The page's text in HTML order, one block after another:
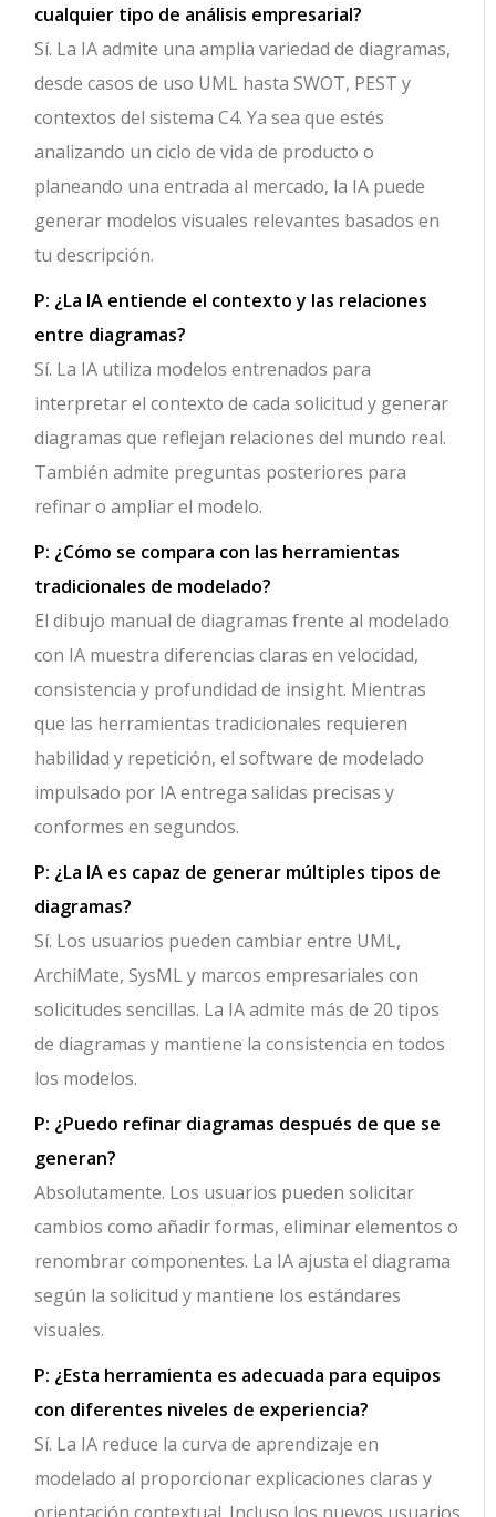
cualquier tipo de análisis empresarial?
Sí. La IA admite una amplia variedad de diagramas,
desde casos de uso UML hasta SWOT, PEST y
contextos del sistema C4. Ya sea que estés
analizando un ciclo de vida de producto o
planeando una entrada al mercado, la IA puede
generar modelos visuales relevantes basados en
tu descripción.
P: ¿La IA entiende el contexto y las relaciones
entre diagramas?
Sí. La IA utiliza modelos entrenados para
interpretar el contexto de cada solicitud y generar
diagramas que reflejan relaciones del mundo real.
También admite preguntas posteriores para
refinar o ampliar el modelo.
P: ¿Cómo se compara con las herramientas
tradicionales de modelado?
El dibujo manual de diagramas frente al modelado
con IA muestra diferencias claras en velocidad,
consistencia y profundidad de insight. Mientras
que las herramientas tradicionales requieren
habilidad y repetición, el software de modelado
impulsado por IA entrega salidas precisas y
conformes en segundos.
P: ¿La IA es capaz de generar múltiples tipos de
diagramas?
Sí. Los usuarios pueden cambiar entre UML,
ArchiMate, SysML y marcos empresariales con
solicitudes sencillas. La IA admite más de 20 tipos
de diagramas y mantiene la consistencia en todos
los modelos.
P: ¿Puedo refinar diagramas después de que se
generan?
Absolutamente. Los usuarios pueden solicitar
cambios como añadir formas, eliminar elementos o
renombrar componentes. La IA ajusta el diagrama
según la solicitud y mantiene los estándares
visuales.
P: ¿Esta herramienta es adecuada para equipos
con diferentes niveles de experiencia?
Sí. La IA reduce la curva de aprendizaje en
modelado al proporcionar explicaciones claras y